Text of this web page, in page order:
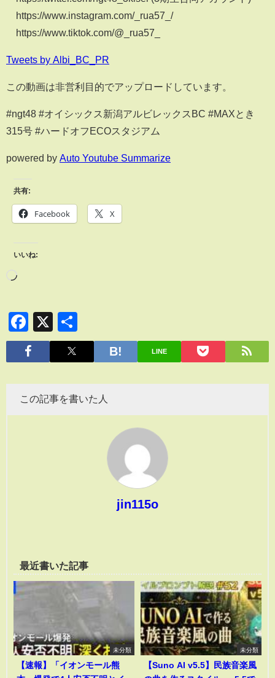
https://www.instagram.com/_rua57_/
https://www.tiktok.com/@_rua57_
Tweets by Albi_BC_PR
この動画は非営利目的でアップロードしています。
#ngt48 #オイシックス新潟アルビレックスBC #MAXとき
315号 #ハードオフECOスタジアム
powered by Auto Youtube Summarize
共有:
Facebook X
いいね:
Facebook
X
有
LINE
この記事を書いた人
jin115o
最近書いた記事
未分類
【速報】「イオンモール熊
未分類
【Suno AI v5.5】民族音楽風